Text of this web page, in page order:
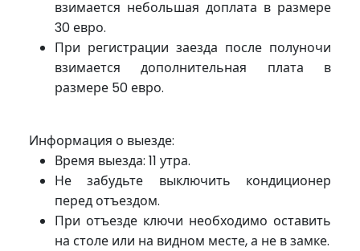
взимается небольшая доплата в размере
30 евро.
При регистрации заезда после полуночи
взимается дополнительная плата в
размере 50 евро.
Информация о выезде:
Время выезда: 11 утра.
Не забудьте выключить кондиционер
перед отъездом.
При отъезде ключи необходимо оставить
на столе или на видном месте, а не в замке.